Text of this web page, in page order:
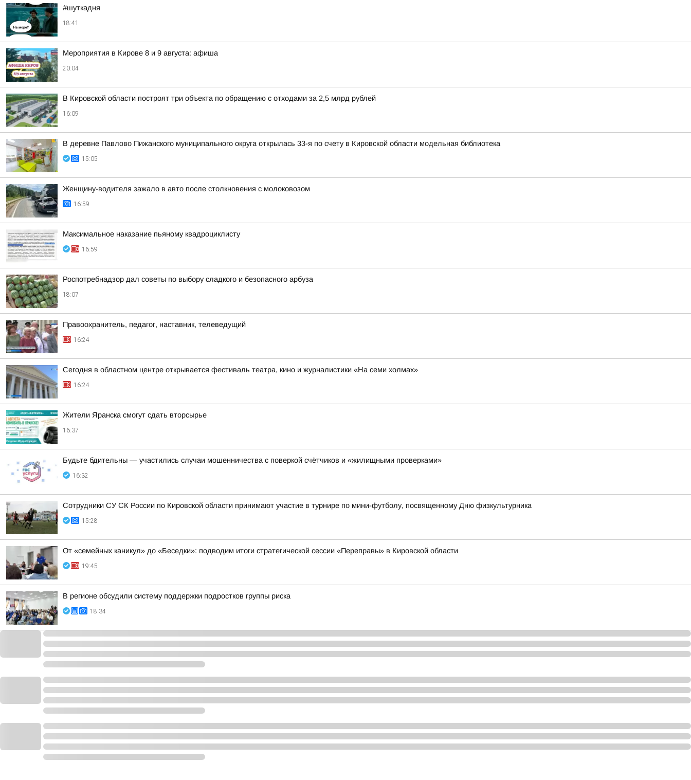
#шуткадня
18:41
Мероприятия в Кирове 8 и 9 августа: афиша
20:04
В Кировской области построят три объекта по обращению с отходами за 2,5 млрд рублей
16:09
В деревне Павлово Пижанского муниципального округа открылась 33-я по счету в Кировской области модельная библиотека
15:05
Женщину-водителя зажало в авто после столкновения с молоковозом
16:59
Максимальное наказание пьяному квадроциклисту
16:59
Роспотребнадзор дал советы по выбору сладкого и безопасного арбуза
18:07
Правоохранитель, педагог, наставник, телеведущий
16:24
Сегодня в областном центре открывается фестиваль театра, кино и журналистики «На семи холмах»
16:24
Жители Яранска смогут сдать вторсырье
16:37
Будьте бдительны — участились случаи мошенничества с поверкой счётчиков и «жилищными проверками»
16:32
Сотрудники СУ СК России по Кировской области принимают участие в турнире по мини-футболу, посвященному Дню физкультурника
15:28
От «семейных каникул» до «Беседки»: подводим итоги стратегической сессии «Переправы» в Кировской области
19:45
В регионе обсудили систему поддержки подростков группы риска
18:34